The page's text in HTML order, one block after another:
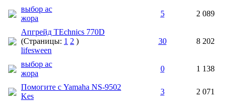
выбор ас
жора
5 2 089
Апгрейд TEchnics 770D
(Страницы: 1 2 )
lifesween
30 8 202
выбор ас
жора
0 1 138
Помогите с Yamaha NS-9502
Kes
3 2 071